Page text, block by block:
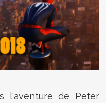
l'aventure de Peter